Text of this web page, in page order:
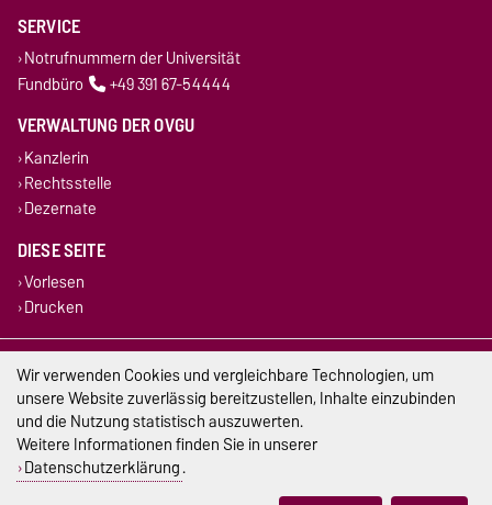
SERVICE
Notrufnummern der Universität
Fundbüro
+49 391 67-54444
VERWALTUNG DER OVGU
Kanzlerin
Rechtsstelle
Dezernate
DIESE SEITE
Vorlesen
Drucken
Impressum
Datenschutz
Barrierefreiheit
Cookie-Einstellungen
Wir verwenden Cookies und vergleichbare Technologien, um
unsere Website zuverlässig bereitzustellen, Inhalte einzubinden
und die Nutzung statistisch auszuwerten.
Weitere Informationen finden Sie in unserer
Datenschutzerklärung.